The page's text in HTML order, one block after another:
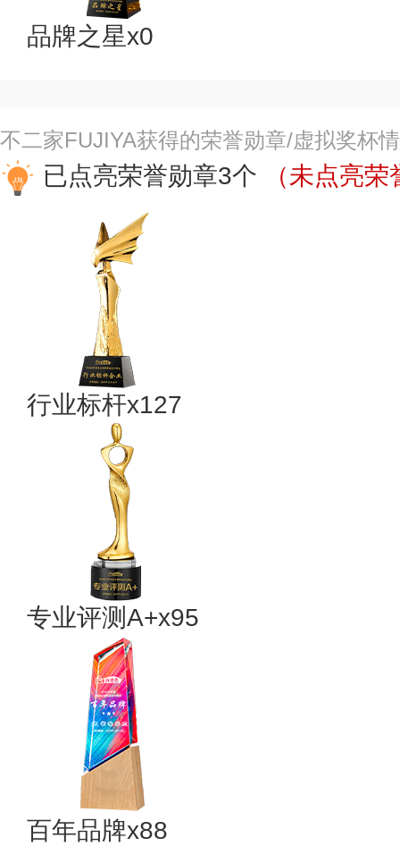
品牌之星x0
不二家FUJIYA获得的荣誉勋章/虚拟奖杯
已点亮荣誉勋章3个 （未点亮
行业标杆x127
专业评测A+x95
百年品牌x88